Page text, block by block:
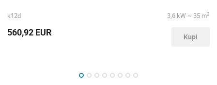
k12d 3,6 kW ~ 35 m2
560,92 EUR Kupi